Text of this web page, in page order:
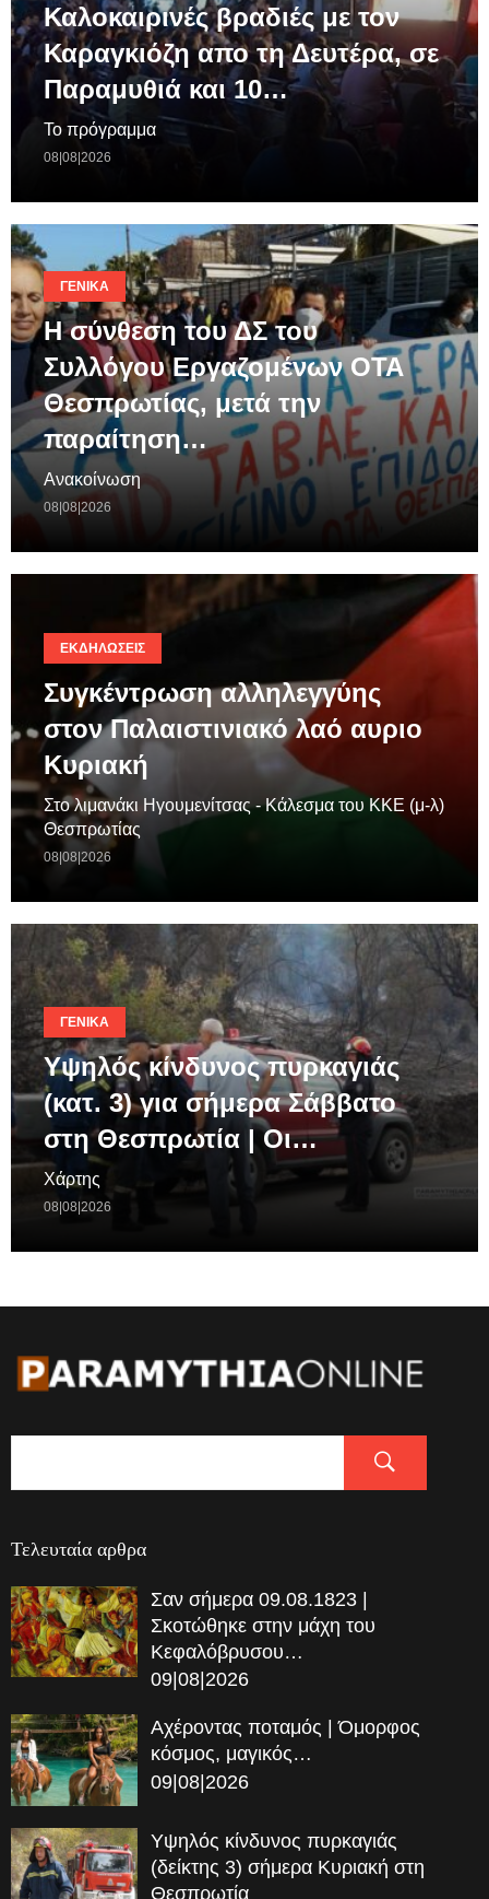
Καλοκαιρινές βραδιές με τον
Καραγκιόζη απο τη Δευτέρα, σε
Παραμυθιά και 10…
Το πρόγραμμα
08|08|2026
ΓΕΝΙΚΆ
Η σύνθεση του ΔΣ του
Συλλόγου Εργαζομένων ΟΤΑ
Θεσπρωτίας, μετά την
παραίτηση…
Ανακοίνωση
08|08|2026
ΕΚΔΗΛΏΣΕΙΣ
Συγκέντρωση αλληλεγγύης
στον Παλαιστινιακό λαό αυριο
Κυριακή
Στο λιμανάκι Ηγουμενίτσας - Κάλεσμα του ΚΚΕ (μ-λ)
Θεσπρωτίας
08|08|2026
ΓΕΝΙΚΆ
Υψηλός κίνδυνος πυρκαγιάς
(κατ. 3) για σήμερα Σάββατο
στη Θεσπρωτία | Οι…
Χάρτης
08|08|2026
Τελευταία αρθρα
Σαν σήμερα 09.08.1823 |
Σκοτώθηκε στην μάχη του
Κεφαλόβρυσου…
09|08|2026
Αχέροντας ποταμός | Όμορφος
κόσμος, μαγικός…
09|08|2026
Υψηλός κίνδυνος πυρκαγιάς
(δείκτης 3) σήμερα Κυριακή στη
Θεσπρωτία